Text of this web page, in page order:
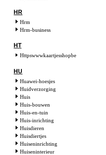
HR
Hrm
Hrm-business
HT
Httpswwwkaartjesshopbe
HU
Huawei-hoesjes
Huidverzorging
Huis
Huis-bouwen
Huis-en-tuin
Huis-inrichting
Huisdieren
Huisdiertjes
Huiseninrichting
Huiseninterieur